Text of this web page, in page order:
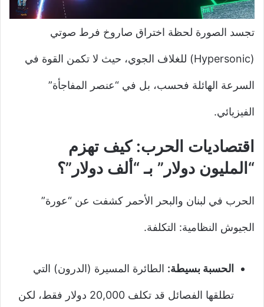
تجسد الصورة لحظة اختراق صاروخ فرط صوتي
(Hypersonic) للغلاف الجوي، حيث لا تكمن القوة في
السرعة الهائلة فحسب، بل في “عنصر المفاجأة”
الفيزيائي.
اقتصاديات الحرب: كيف تهزم
“المليون دولار” بـ “ألف دولار”؟
الحرب في لبنان والبحر الأحمر كشفت عن “عورة”
الجيوش النظامية: التكلفة.
الحسبة بسيطة: الطائرة المسيرة (الدرون) التي
تطلقها الفصائل قد تكلف 20,000 دولار فقط، لكن